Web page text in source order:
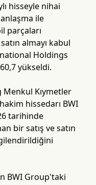
hisseyle nihai
ile
parçaları
almayı kabul
Holdings
yükseldi.
Kıymetler
hissedarı BWI
tarihinde
bir satış ve satın
BWI Group'taki